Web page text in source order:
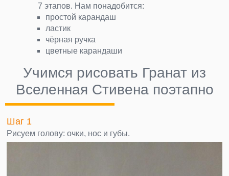
7 этапов. Нам понадобится:
простой карандаш
ластик
чёрная ручка
цветные карандаши
Учимся рисовать Гранат из
Вселенная Стивена поэтапно
Шаг 1
Рисуем голову: очки, нос и губы.